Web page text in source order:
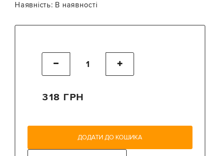
Наявність: В наявності
318 ГРН
ДОДАТИ ДО КОШИКА